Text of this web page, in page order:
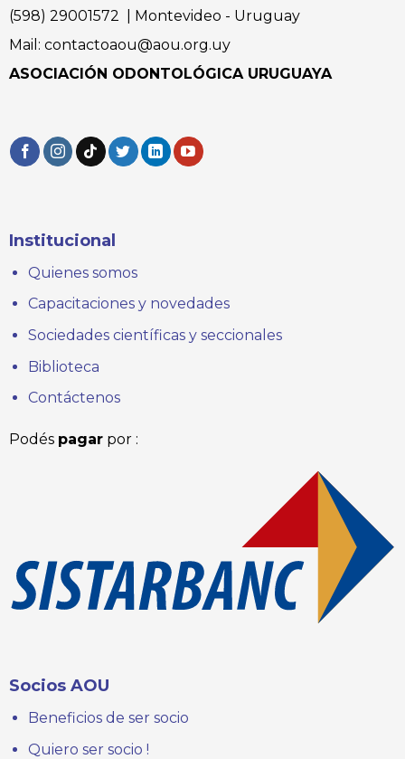
(598) 29001572 | Montevideo - Uruguay
Mail: contactoaou@aou.org.uy
ASOCIACIÓN ODONTOLÓGICA URUGUAYA
Institucional
Quienes somos
Capacitaciones y novedades
Sociedades científicas y seccionales
Biblioteca
Contáctenos
Podés pagarpor :
Socios AOU
Beneficios de ser socio
Quiero ser socio !